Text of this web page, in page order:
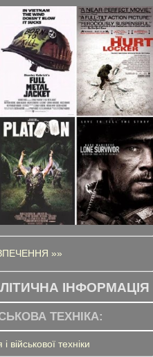
»»
ІНФОРМАЦІЯ
ТЕХНІКА:
військової техніки